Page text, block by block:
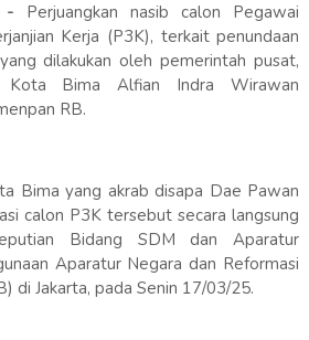
- Perjuangkan nasib calon Pegawai
Kerja (P3K), terkait penundaan
dilakukan oleh pemerintah pusat,
Bima Alfian Indra Wirawan
RB.
Bima yang akrab disapa Dae Pawan
calon P3K tersebut secara langsung
Bidang SDM dan Aparatur
Aparatur Negara dan Reformasi
di Jakarta, pada Senin 17/03/25.